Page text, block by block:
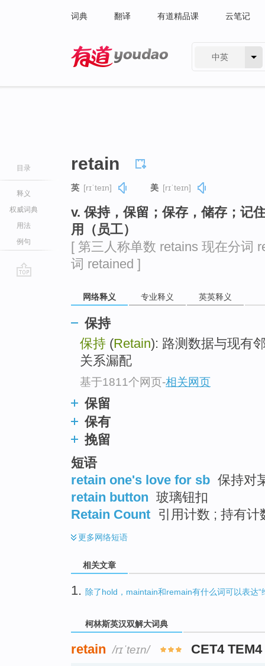
词典 翻译 有道精品课 云笔记
中英
目录
释义
权威词典
用法
例句
retain
英 [rɪˈteɪn] 美 [rɪˈteɪn]
v. 保持，保留；保存，储存；记
用（员工）
[ 第三人称单数 retains 现在分词
词 retained ]
网络释义 专业释义 英英释义
保持
保持 (Retain): 路测数据与现有
关系漏配
基于1811个网页-相关网页
保留
保有
挽留
短语
retain one's love for sb 保持对
retain button 玻璃钮扣
Retain Count 引用计数 ; 持有
更多网络短语
相关文章
1. 除了hold，maintain和remain有什么词可以表达“
柯林斯英汉双解大词典
retain /rɪˈteɪn/ CET4 TEM4